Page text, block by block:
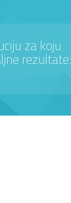
za koju
rezultate: